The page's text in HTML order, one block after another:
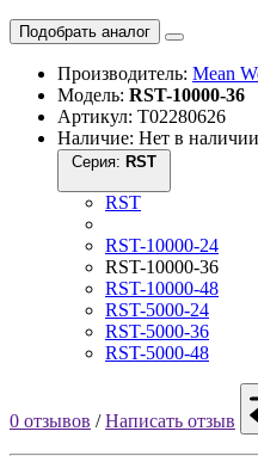
Подобрать аналог
Производитель: Mean
Модель: RST-10000-36
Артикул: Т02280626
Наличие: Нет в наличии
Серия:
RST
RST-10000-24
RST-10000-36
RST-10000-48
RST-5000-24
RST-5000-36
RST-5000-48
0 отзывов /Написать отзыв